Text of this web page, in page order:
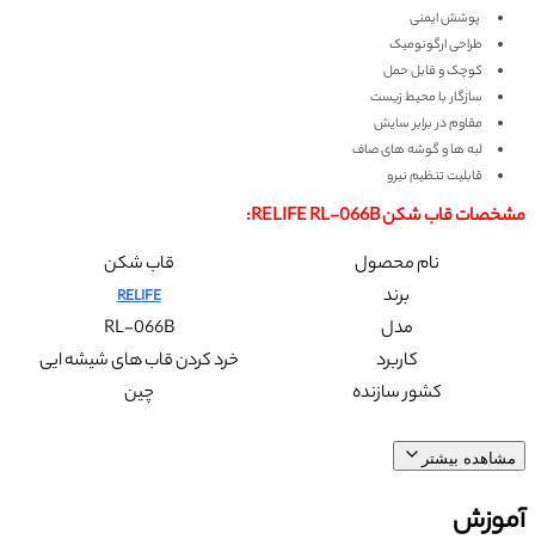
پوشش ایمنی
طراحی ارگونومیک
کوچک و قابل حمل
سازگار با محیط زیست
مقاوم در برابر سایش
لبه ها و گوشه های صاف
قابلیت تنظیم نیرو
مشخصات قاب شکن RELIFE RL-066B:
نام محصول
قاب شکن
برند
RELIFE
مدل
RL-066B
کاربرد
خرد کردن قاب های شیشه ایی
کشور سازنده
چین
مشاهده بیشتر
آموزش